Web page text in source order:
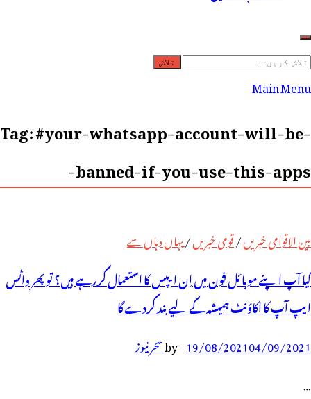
تلاش
کریں
Main Menu
Tag:#your-whatsapp-account-will-be-
banned-if-you-use-this-apps-
بین الاقوامی خبریں/قومی خبریں/یہاں وہاں سے
کیا آپ اپنے موبائل فون میں اِن ایپس کا استعمال کررہے ہیں؟ تو پھر واٹس
ایپ آپ کا اکاؤنٹ ہمیشہ کے لیے بند کردے گا
19/08/202104/09/2021
-
byسحر نیوز
…